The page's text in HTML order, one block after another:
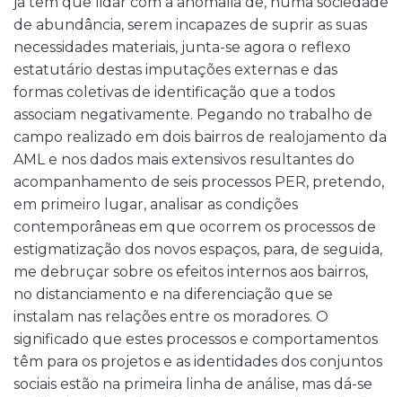
de abundância, serem incapazes de suprir as suas
necessidades materiais, junta-se agora o reflexo
estatutário destas imputações externas e das
formas coletivas de identificação que a todos
associam negativamente. Pegando no trabalho de
campo realizado em dois bairros de realojamento da
AML e nos dados mais extensivos resultantes do
acompanhamento de seis processos PER, pretendo,
em primeiro lugar, analisar as condições
contemporâneas em que ocorrem os processos de
estigmatização dos novos espaços, para, de seguida,
me debruçar sobre os efeitos internos aos bairros,
no distanciamento e na diferenciação que se
instalam nas relações entre os moradores. O
significado que estes processos e comportamentos
têm para os projetos e as identidades dos conjuntos
sociais estão na primeira linha de análise, mas dá-se